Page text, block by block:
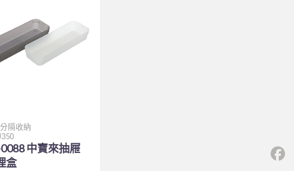
隔收納
中寶來抽屜
盒